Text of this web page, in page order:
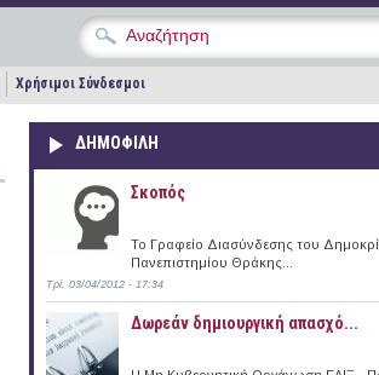
Χρήσιμοι Σύνδεσμοι
ΔΗΜΟΦΙΛΗ
Σκοπός
Το Γραφείο Διασύνδεσης του
Πανεπιστημίου Θράκης...
Τρί, 03/04/2012 - 17:34
Δωρεάν δημιουργική απασχό...